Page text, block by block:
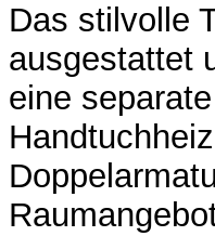
Das stilvolle
ausgestattet
eine